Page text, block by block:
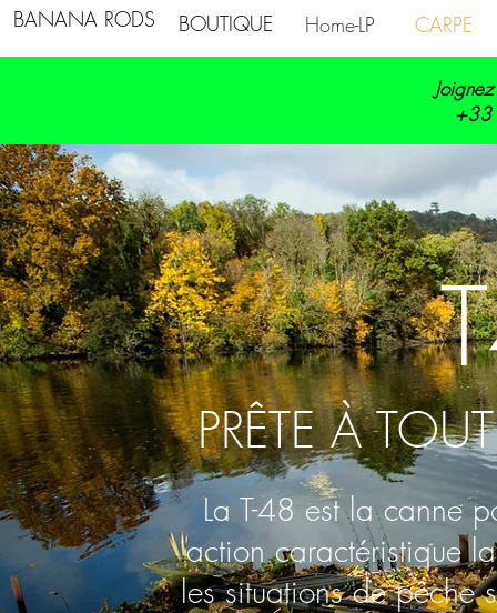
BANANA RODS BOUTIQUE Home-LP CARPE
PRÊTE À
La T-48 est la canne
action caractéristique
les situations de pêche